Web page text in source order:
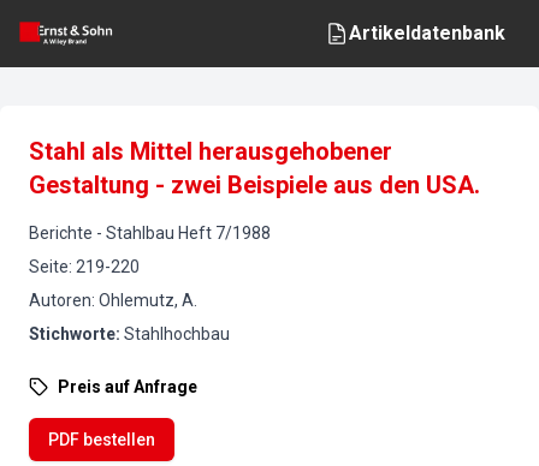
Artikeldatenbank
Stahl als Mittel herausgehobener
Gestaltung - zwei Beispiele aus den USA.
Berichte - Stahlbau Heft 7/1988
Seite: 219-220
Autoren: Ohlemutz, A.
Stichworte: Stahlhochbau
Preis auf Anfrage
PDF bestellen